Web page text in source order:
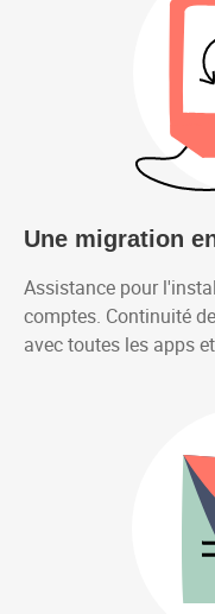
Une migration
Assistance pour
comptes. Continuité
avec toutes les apps